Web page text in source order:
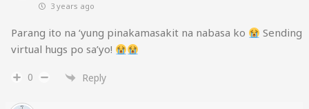
3 years ago
Parang ito na ‘yung pinakamasakit na nabasa ko
Sending
virtual hugs po sa’yo!
0 Reply